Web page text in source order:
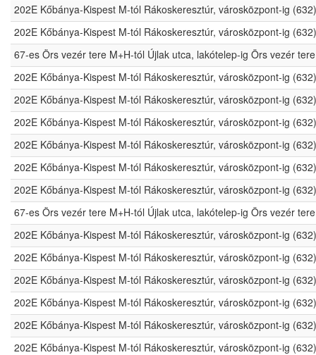
202E Kőbánya-Kispest M-tól Rákoskeresztúr, városközpont-ig (632)
202E Kőbánya-Kispest M-tól Rákoskeresztúr, városközpont-ig (632)
67-es Örs vezér tere M+H-tól Újlak utca, lakótelep-ig Örs vezér
202E Kőbánya-Kispest M-tól Rákoskeresztúr, városközpont-ig (632)
202E Kőbánya-Kispest M-tól Rákoskeresztúr, városközpont-ig (632)
202E Kőbánya-Kispest M-tól Rákoskeresztúr, városközpont-ig (632)
202E Kőbánya-Kispest M-tól Rákoskeresztúr, városközpont-ig (632)
202E Kőbánya-Kispest M-tól Rákoskeresztúr, városközpont-ig (632)
202E Kőbánya-Kispest M-tól Rákoskeresztúr, városközpont-ig (632)
67-es Örs vezér tere M+H-tól Újlak utca, lakótelep-ig Örs vezér
202E Kőbánya-Kispest M-tól Rákoskeresztúr, városközpont-ig (632)
202E Kőbánya-Kispest M-tól Rákoskeresztúr, városközpont-ig (632)
202E Kőbánya-Kispest M-tól Rákoskeresztúr, városközpont-ig (632)
202E Kőbánya-Kispest M-tól Rákoskeresztúr, városközpont-ig (632)
202E Kőbánya-Kispest M-tól Rákoskeresztúr, városközpont-ig (632)
202E Kőbánya-Kispest M-tól Rákoskeresztúr, városközpont-ig (632)